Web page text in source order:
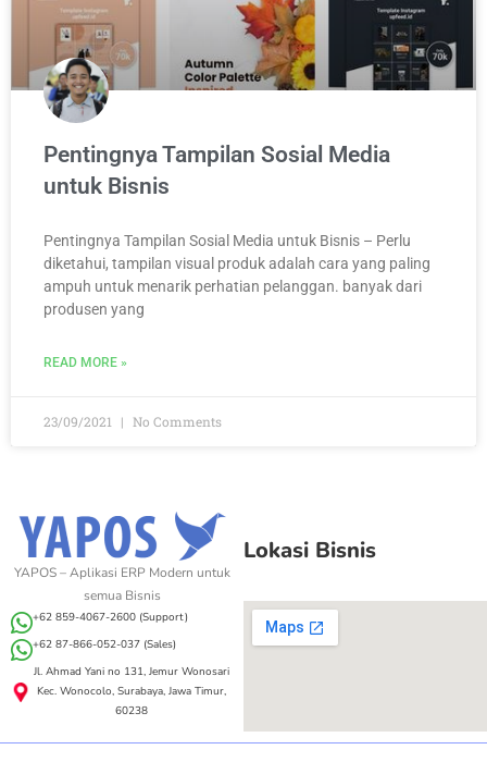
Pentingnya Tampilan Sosial Media
untuk Bisnis
Pentingnya Tampilan Sosial Media untuk Bisnis – Perlu
diketahui, tampilan visual produk adalah cara yang paling
ampuh untuk menarik perhatian pelanggan. banyak dari
produsen yang
READ MORE »
23/09/2021 No Comments
YAPOS – Aplikasi ERP Modern untuk
semua Bisnis
+62 859-4067-2600 (Support)
+62 87-866-052-037 (Sales)
Jl. Ahmad Yani no 131, Jemur Wonosari
Kec. Wonocolo, Surabaya, Jawa Timur,
60238
Lokasi Bisnis